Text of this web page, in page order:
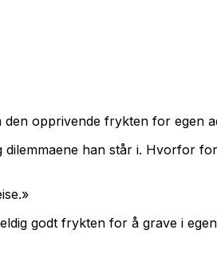
opprivende frykten for egen
han står i. Hvorfor
godt frykten for å grave i